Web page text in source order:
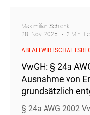
Sektoren
Zuteilung von
Betreiber:innen
VwGH: § 24a
Ausnahme von
grundsätzlich
§ 24a AWG 2002
Maximilian Schlenk
28. Nov. 2025
2 Min.